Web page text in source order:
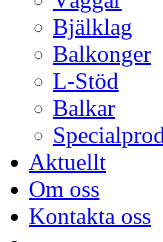
Bjälklag
Balkonger
L-Stöd
Balkar
Aktuellt
Om oss
Kontakta oss